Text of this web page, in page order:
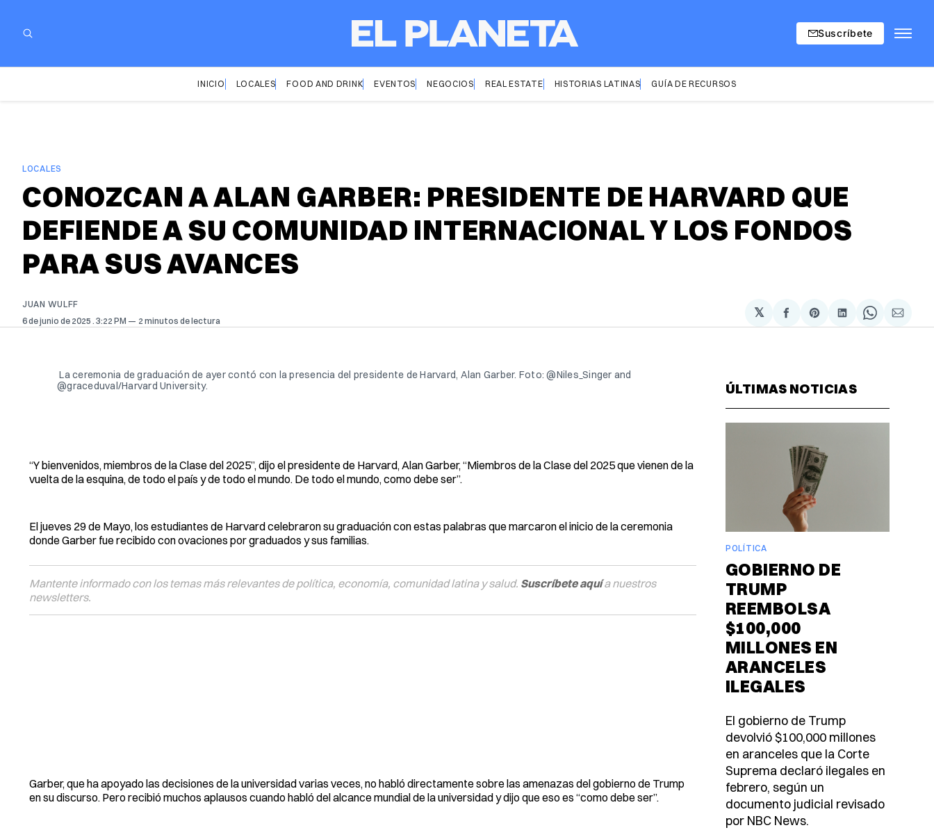
Suscríbete
INICIO LOCALES FOOD AND DRINK EVENTOS NEGOCIOS REAL ESTATE HISTORIAS LATINAS GUÍA DE RECURSOS
LOCALES
CONOZCAN A ALAN GARBER: PRESIDENTE DE HARVARD QUE
DEFIENDE A SU COMUNIDAD INTERNACIONAL Y LOS FONDOS
PARA SUS AVANCES
JUAN WULFF
6 de junio de 2025 . 3:22 PM 2 minutos de lectura
𝕏
Compartir
en
Share
on
Compartir
en
Share
on
via
La ceremonia de graduación de ayer contó con la presencia del presidente de Harvard, Alan Garber. Foto: @Niles_Singer and
@graceduval/Harvard University.
“Y bienvenidos, miembros de la Clase del 2025”, dijo el presidente de Harvard, Alan Garber, “Miembros de la Clase del 2025 que vienen de la
vuelta de la esquina, de todo el país y de todo el mundo. De todo el mundo, como debe ser”.
El jueves 29 de Mayo, los estudiantes de Harvard celebraron su graduación con estas palabras que marcaron el inicio de la ceremonia
donde Garber fue recibido con ovaciones por graduados y sus familias.
Mantente informado con los temas más relevantes de política, economía, comunidad latina y salud. Suscríbete aquía nuestros
newsletters.
Garber, que ha apoyado las decisiones de la universidad varias veces, no habló directamente sobre las amenazas del gobierno de Trump
en su discurso. Pero recibió muchos aplausos cuando habló del alcance mundial de la universidad y dijo que eso es “como debe ser”.
ÚLTIMAS NOTICIAS
POLÍTICA
GOBIERNO DE
TRUMP
REEMBOLSA
$100,000
MILLONES EN
ARANCELES
ILEGALES
El gobierno de Trump
devolvió $100,000 millones
en aranceles que la Corte
Suprema declaró ilegales en
febrero, según un
documento judicial revisado
por NBC News.